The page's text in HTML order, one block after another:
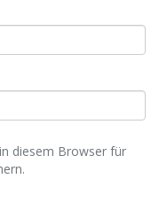
diesem Browser für